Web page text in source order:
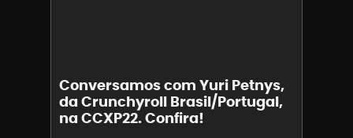
Conversamos com Yuri Petnys,
da Crunchyroll Brasil/Portugal,
na CCXP22. Confira!